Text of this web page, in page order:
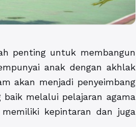
penting untuk membangun
anak dengan akhlak
akan menjadi penyeimbang
melalui pelajaran agama
kepintaran dan juga